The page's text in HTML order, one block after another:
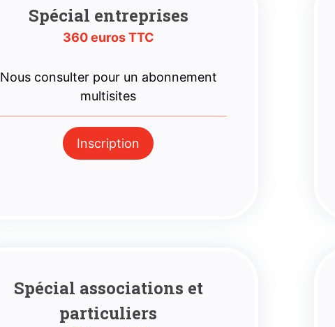
Spécial entreprises
360 euros TTC
Nous consulter pour un abonnement
multisites
Inscription
Spécial associations et
particuliers